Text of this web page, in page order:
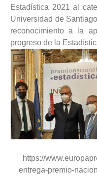
Estadística 2021 al
Universidad de
reconocimiento a la
progreso de la
https://
entrega-premio-